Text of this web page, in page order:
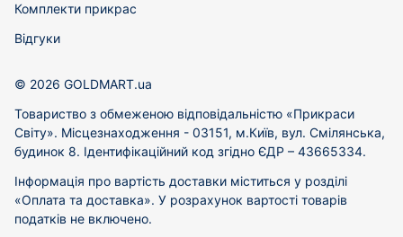
Комплекти прикрас
Відгуки
© 2026 GOLDMART.ua
Товариство з обмеженою відповідальністю «Прикраси
Світу». Місцезнаходження - 03151, м.Київ, вул. Смілянська,
будинок 8. Ідентифікаційний код згідно ЄДР – 43665334.
Інформація про вартість доставки міститься у розділі
«Оплата та доставка». У розрахунок вартості товарів
податків не включено.